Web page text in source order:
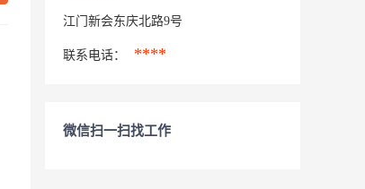
江门新会东庆北路9号
联系电话： ****
微信扫一扫找工作